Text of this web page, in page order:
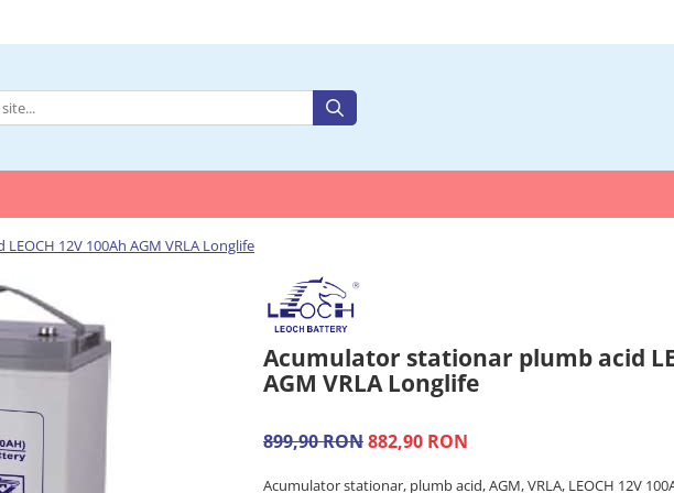
12V 100Ah AGM VRLA Longlife
Acumulator stationar plumb acid
AGM VRLA Longlife
899,90 RON882,90 RON
Acumulator stationar, plumb acid, AGM, VRLA, LEOCH 12V